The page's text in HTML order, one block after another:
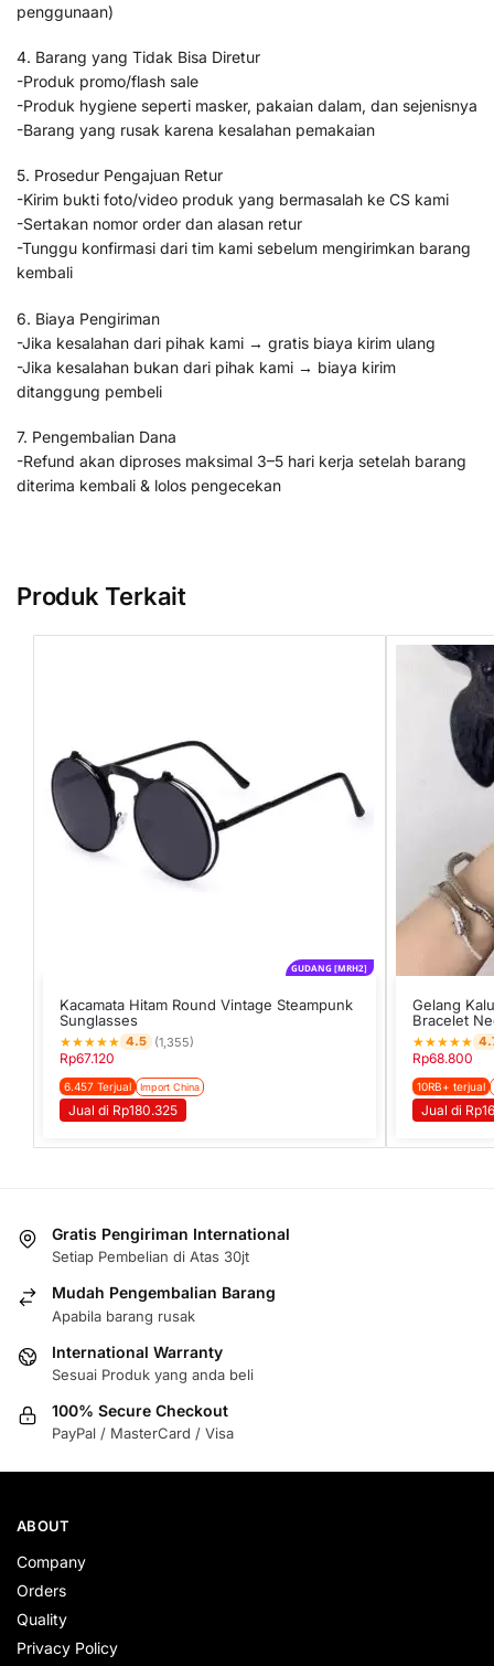
penggunaan)
4. Barang yang Tidak Bisa Diretur
-Produk promo/flash sale
-Produk hygiene seperti masker, pakaian dalam, dan sejenisnya
-Barang yang rusak karena kesalahan pemakaian
5. Prosedur Pengajuan Retur
-Kirim bukti foto/video produk yang bermasalah ke CS kami
-Sertakan nomor order dan alasan retur
-Tunggu konfirmasi dari tim kami sebelum mengirimkan barang
kembali
6. Biaya Pengiriman
-Jika kesalahan dari pihak kami → gratis biaya kirim ulang
-Jika kesalahan bukan dari pihak kami → biaya kirim
ditanggung pembeli
7. Pengembalian Dana
-Refund akan diproses maksimal 3–5 hari kerja setelah barang
diterima kembali & lolos pengecekan
Produk Terkait
GUDANG [MRH2]
Kacamata Hitam Round Vintage Steampunk
Sunglasses
★★★★★ 4.5 (1,355)
Rp67.120
6.457 Terjual Import China
Jual di Rp180.325
Gelang
Bracelet
★★★★★
Rp68.800
10RB+ terjual
Jual di
Gratis Pengiriman International
Setiap Pembelian di Atas 30jt
Mudah Pengembalian Barang
Apabila barang rusak
International Warranty
Sesuai Produk yang anda beli
100% Secure Checkout
PayPal / MasterCard / Visa
ABOUT
Company
Orders
Quality
Privacy Policy